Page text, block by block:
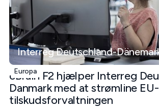
Interreg Deutschland-
Europa
cBrain F2 hjælper Interreg
Danmark med at strømline EU-
tilskudsforvaltningen